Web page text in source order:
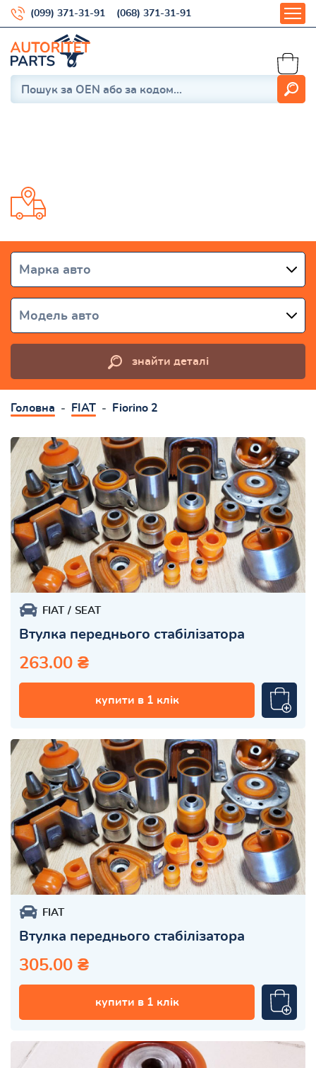
(099) 371-31-91 (068) 371-31-91
Марка авто
Модель авто
знайти деталі
Головна FIAT Fiorino 2
FIAT SEAT
Втулка переднього стабілізатора
263.00 ₴
купити в 1 клік
FIAT
Втулка переднього стабілізатора
305.00 ₴
купити в 1 клік